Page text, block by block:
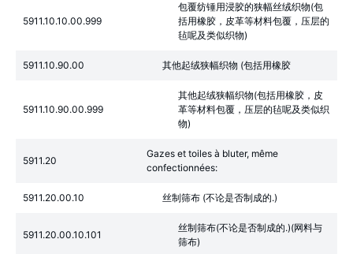
5911.10.10.00.999
包覆纺锤用浸胶的狭幅丝绒织物(包
括用橡胶，皮革等材料包覆，压层的
毡呢及类似织物)
5911.10.90.00 其他起绒狭幅织物 (包括用橡胶
5911.10.90.00.999
其他起绒狭幅织物(包括用橡胶，皮
革等材料包覆，压层的毡呢及类似织
物)
5911.20
Gazes et toiles à bluter, même
confectionnées:
5911.20.00.10 丝制筛布 (不论是否制成的.)
5911.20.00.10.101
丝制筛布(不论是否制成的.)(网料与
筛布)